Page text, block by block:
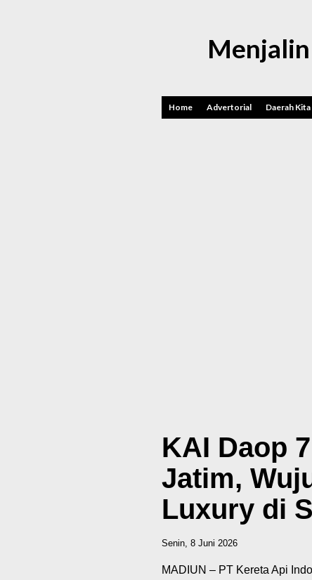
Menjalin
Home Advertorial Daerah Kita
KAI Daop
Jatim,
Luxury di
Senin, 8 Juni 2026
MADIUN – PT Kereta Api